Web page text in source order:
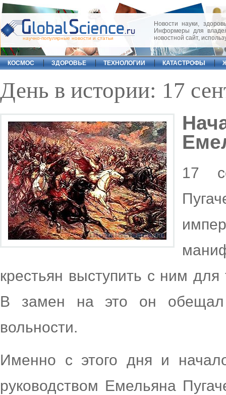
научно-популярные новости и статьи
Новости науки,
Информеры для
новостной сайт,
КОСМОС ЗДОРОВЬЕ ТЕХНОЛОГИИ КАТАСТРОФЫ
День в истории: 17
17
крестьян выступить с ним
В замен на это он обещал
вольности.
Именно с этого дня и
руководством Емельяна